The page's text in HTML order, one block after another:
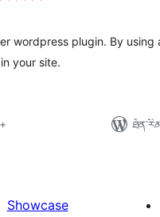
wordpress plugin. By using
your site.
Showcase